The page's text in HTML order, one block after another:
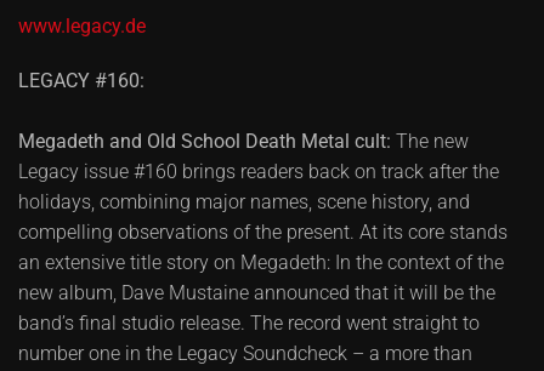
www.legacy.de
LEGACY #160:
Megadeth and Old School Death Metal cult: The new
Legacy issue #160 brings readers back on track after the
holidays, combining major names, scene history, and
compelling observations of the present. At its core stands
an extensive title story on Megadeth: In the context of the
new album, Dave Mustaine announced that it will be the
band’s final studio release. The record went straight to
number one in the Legacy Soundcheck – a more than